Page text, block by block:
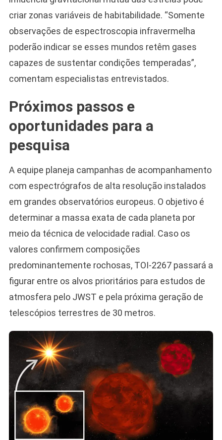
criar zonas variáveis de habitabilidade. “Somente
observações de espectroscopia infravermelha
poderão indicar se esses mundos retêm gases
capazes de sustentar condições temperadas”,
comentam especialistas entrevistados.
Próximos passos e
oportunidades para a
pesquisa
A equipe planeja campanhas de acompanhamento
com espectrógrafos de alta resolução instalados
em grandes observatórios europeus. O objetivo é
determinar a massa exata de cada planeta por
meio da técnica de velocidade radial. Caso os
valores confirmem composições
predominantemente rochosas, TOI-2267 passará a
figurar entre os alvos prioritários para estudos de
atmosfera pelo JWST e pela próxima geração de
telescópios terrestres de 30 metros.